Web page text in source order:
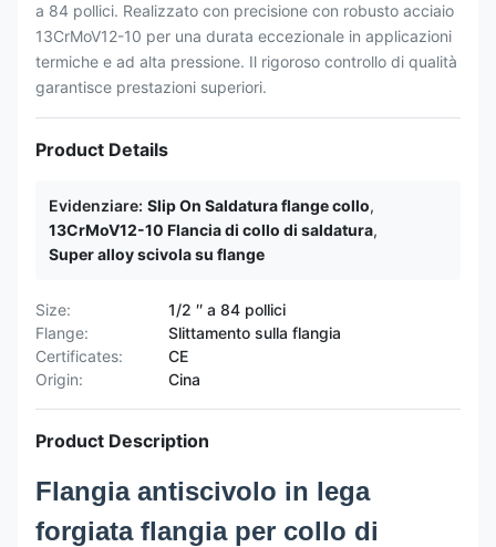
a 84 pollici. Realizzato con precisione con robusto acciaio
13CrMoV12-10 per una durata eccezionale in applicazioni
termiche e ad alta pressione. Il rigoroso controllo di qualità
garantisce prestazioni superiori.
Product Details
Evidenziare: Slip On Saldatura flange collo,
13CrMoV12-10 Flancia di collo di saldatura,
Super alloy scivola su flange
Size:
1/2 ′′ a 84 pollici
Flange:
Slittamento sulla flangia
Certificates:
CE
Origin:
Cina
Product Description
Flangia antiscivolo in lega
forgiata flangia per collo di